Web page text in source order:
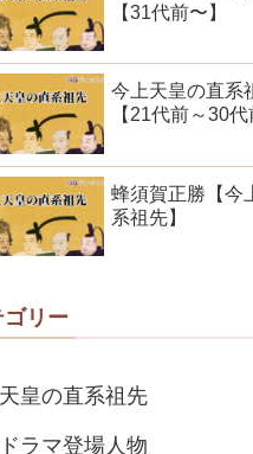
【31代前〜】
今上天皇の直系
【21代前～30代
蜂須賀正勝【今
系祖先】
ゴリー
皇の直系祖先
ラマ登場人物